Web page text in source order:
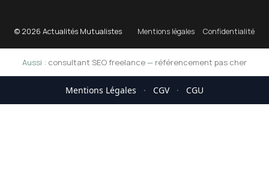
© 2026 Actualités Mutualistes Mentions légales Confidentialité
Aussi : consultant SEO freelance— référencement pas cher
Mentions Légales · CGV · CGU